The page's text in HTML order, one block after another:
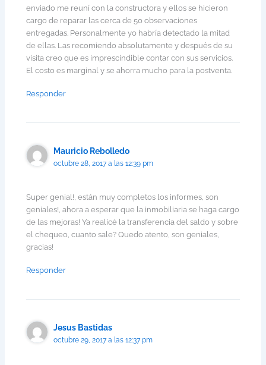
enviado me reuní con la constructora y ellos se hicieron
cargo de reparar las cerca de 50 observaciones
entregadas. Personalmente yo habría detectado la mitad
de ellas. Las recomiendo absolutamente y después de su
visita creo que es imprescindible contar con sus servicios.
El costo es marginal y se ahorra mucho para la postventa.
Responder
Mauricio Rebolledo
octubre 28, 2017 a las 12:39 pm
Super genial!, están muy completos los informes, son
geniales!, ahora a esperar que la inmobiliaria se haga cargo
de las mejoras! Ya realicé la transferencia del saldo y sobre
el chequeo, cuanto sale? Quedo atento, son geniales,
gracias!
Responder
Jesus Bastidas
octubre 29, 2017 a las 12:37 pm